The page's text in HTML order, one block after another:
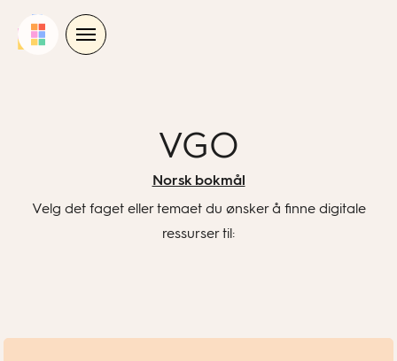
VGO
Norsk bokmål
Velg det faget eller temaet du ønsker å finne digitale
ressurser til: